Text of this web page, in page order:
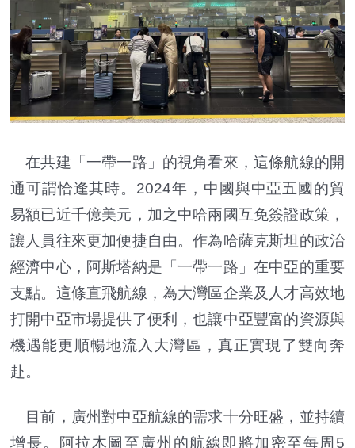
在共建「一帶一路」的視角看來，這條航線的開
通可謂恰逢其時。2024年，中國與中亞五國的貿
易額已近千億美元，加之中哈兩國互免簽證政策，
讓人員往來更加便捷自由。作為哈薩克斯坦的政治
經濟中心，阿斯塔納是「一帶一路」在中亞的重要
支點。這條直飛航線，為大灣區企業及人才高效地
打開中亞市場提供了便利，也讓中亞豐富的資源與
機遇能更順暢地流入大灣區，真正實現了雙向奔
赴。
目前，廣州對中亞航線的需求十分旺盛，並持續
增長。阿拉木圖至廣州的航線即將加密至每周5